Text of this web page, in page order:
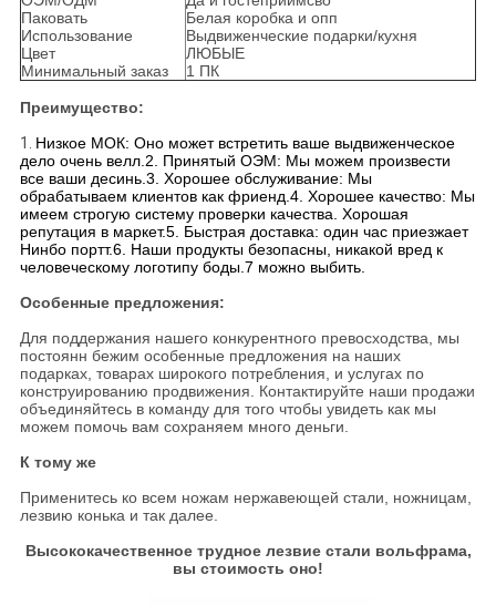
Паковать
Использование
Цвет
Минимальный заказ
Белая коробка и опп
Выдвиженческие подарки/кухня
ЛЮБЫЕ
1 ПК
Преимущество:
1. Низкое МОК: Оно может встретить ваше выдвиженческое
дело очень велл.2. Принятый ОЭМ: Мы можем произвести
все ваши десинь.3. Хорошее обслуживание: Мы
обрабатываем клиентов как фриенд.4. Хорошее качество: Мы
имеем строгую систему проверки качества. Хорошая
репутация в маркет.5. Быстрая доставка: один час приезжает
Нинбо портт.6. Наши продукты безопасны, никакой вред к
человеческому логотипу боды.7 можно выбить.
Особенные предложения:
Для поддержания нашего конкурентного превосходства, мы
постоянн бежим особенные предложения на наших
подарках, товарах широкого потребления, и услугах по
конструированию продвижения. Контактируйте наши продажи
объединяйтесь в команду для того чтобы увидеть как мы
можем помочь вам сохраняем много деньги.
К тому же
Применитесь ко всем ножам нержавеющей стали, ножницам,
лезвию конька и так далее.
Высококачественное трудное лезвие стали вольфрама,
вы стоимость оно!